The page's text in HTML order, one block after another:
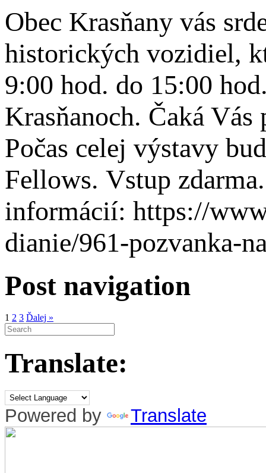
Obec Krasňany vás
historických vozidiel,
9:00 hod. do 15:00
Krasňanoch. Čaká
Počas celej výstavy
Fellows. Vstup
informácií: https://
dianie/961-pozvanka-
Post navigation
1 2 3 Ďalej »
Translate:
Powered by Translate